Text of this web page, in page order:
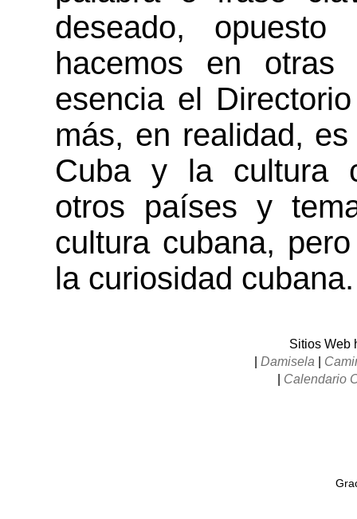
deseado,
hacemos en
esencia el
más, en realidad,
Cuba y la cultura
otros países y
cultura cubana,
la curiosidad cubana.
Sitios Web
Damisela
Calendario